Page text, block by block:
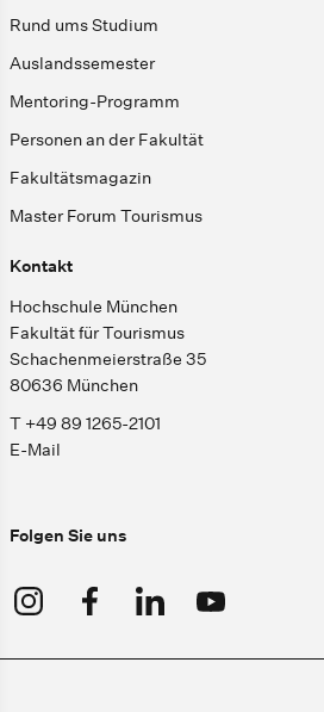
Rund ums Studium
Auslandssemester
Mentoring-Programm
Personen an der Fakultät
Fakultätsmagazin
Master Forum Tourismus
Kontakt
Hochschule München
Fakultät für Tourismus
Schachenmeierstraße 35
80636 München
T +49 89 1265-2101
E-Mail
Folgen Sie uns